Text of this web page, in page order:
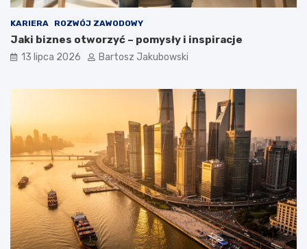
KARIERA ROZWÓJ ZAWODOWY
Jaki biznes otworzyć – pomysły i inspiracje
13 lipca 2026 Bartosz Jakubowski